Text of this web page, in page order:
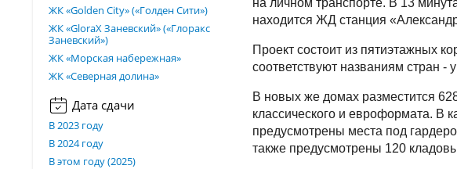
ЖК «Golden City» («Голден Сити»)
ЖК «GloraX Заневский»​ («Глоракс
Заневский»)
ЖК «Морская набережная»
ЖК «Северная долина»
Дата сдачи
В 2023 году
В 2024 году
В этом году (2025)
на личном транспорте. В 13
находится ЖД станция
Проект состоит из пятиэтажных
соответствуют названиям стран -
В новых же домах разместится
классического и евроформата. В
предусмотрены места под
также предусмотрены 120